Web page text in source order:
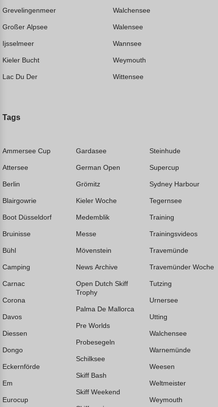
Grevelingenmeer
Großer Alpsee
Ijsselmeer
Kieler Bucht
Lac Du Der
Walchensee
Walensee
Wannsee
Weymouth
Wittensee
Tags
Ammersee Cup
Attersee
Berlin
Blairgowrie
Boot Düsseldorf
Bruinisse
Bühl
Camping
Carnac
Corona
Davos
Diessen
Dongo
Eckernförde
Em
Eurocup
Gardasee
German Open
Grömitz
Kieler Woche
Medemblik
Messe
Mövenstein
News Archive
Open Dutch Skiff
Trophy
Palma De Mallorca
Pre Worlds
Probesegeln
Schilksee
Skiff Bash
Skiff Weekend
Steinhude
Supercup
Sydney Harbour
Tegernsee
Training
Trainingsvideos
Travemünde
Travemünder Woche
Tutzing
Urnersee
Utting
Walchensee
Warnemünde
Weesen
Weltmeister
Weymouth